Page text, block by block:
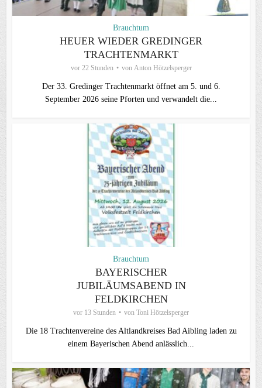
Brauchtum
HEUER WIEDER GREDINGER
TRACHTENMARKT
vor 22 Stunden von Anton Hötzelsperger
Der 33. Gredinger Trachtenmarkt öffnet am 5. und 6.
September 2026 seine Pforten und verwandelt die...
Brauchtum
BAYERISCHER
JUBILÄUMSABEND IN
FELDKIRCHEN
vor 13 Stunden von Toni Hötzelsperger
Die 18 Trachtenvereine des Altlandkreises Bad Aibling laden zu
einem Bayerischen Abend anlässlich...